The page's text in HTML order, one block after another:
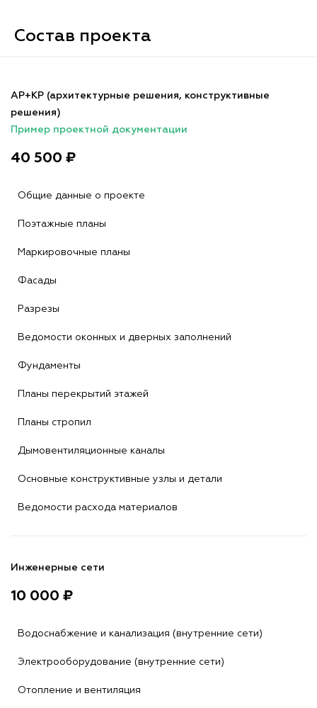
Состав проекта
АР+КР (архитектурные решения, конструктивные
решения)
Пример проектной документации
40 500 ₽
Общие данные о проекте
Поэтажные планы
Маркировочные планы
Фасады
Разрезы
Ведомости оконных и дверных заполнений
Фундаменты
Планы перекрытий этажей
Планы стропил
Дымовентиляционные каналы
Основные конструктивные узлы и детали
Ведомости расхода материалов
Инженерные сети
10 000 ₽
Водоснабжение и канализация (внутренние сети)
Электрооборудование (внутренние сети)
Отопление и вентиляция